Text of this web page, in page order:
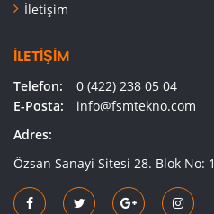
İletişim
İLETIŞIM
Telefon:
0 (422) 238 05 04
E-Posta:
info@fsmtekno.com
Adres:
Özsan Sanayi Sitesi 28. Blok No: